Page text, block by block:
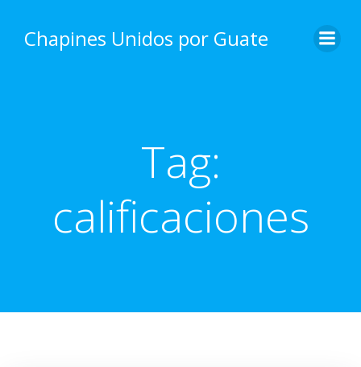
content
Chapines Unidos por Guate
Tag:
calificaciones